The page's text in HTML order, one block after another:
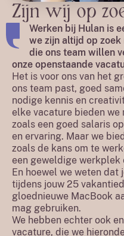
Zijn wij op
Werken bij Hulan is
we zijn altijd op
die ons team willen
onze openstaande
Het is voor ons van het
ons team past, goed
nodige kennis en
elke vacature bieden
zoals een goed salaris
en ervaring. Maar we
zoals de kans om te
een geweldige werkplek
En hoewel we weten dat
tijdens jouw 25
gloednieuwe MacBook
mag gebruiken.
We hebben echter ook
vacature, die we